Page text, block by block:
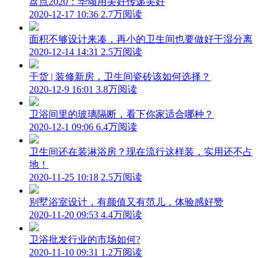
2020-12-17 10:36 2.7万阅读
面积不够设计来凑，再小的卫生间也要做好干湿分离
2020-12-14 14:31 2.5万阅读
干货 | 装修新房，卫生间瓷砖该如何选择？
2020-12-9 16:01 3.8万阅读
卫浴间里的玻璃隔断，看下你家适合哪种？
2020-12-1 09:06 6.4万阅读
卫生间还在装淋浴房？现在流行这样装，实用还不占
地！
2020-11-25 10:18 2.5万阅读
别墅浴室设计，有颜值又有范儿，体验感好赞
2020-11-20 09:53 4.4万阅读
卫浴批发行业的市场如何?
2020-11-10 09:31 1.2万阅读